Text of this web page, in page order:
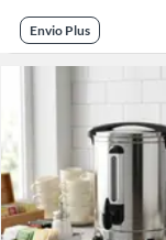
Envio Plus